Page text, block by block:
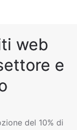
web
e
del 10% di